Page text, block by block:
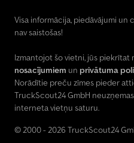
Visa informācija, piedāvājumi un
nav saistošas!
Izmantojot šo vietni, jūs piekrītat
nosacījumiem un privātuma
Norādītie preču zīmes pieder
TruckScout24 GmbH
interneta vietņu saturu.
© 2000 - 2026 TruckScout24